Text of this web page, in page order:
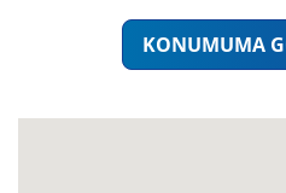
KONUMUMA